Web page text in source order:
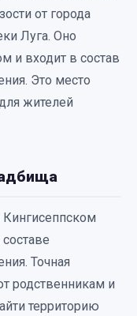
от города
Луга. Оно
и входит в состав
Это место
жителей
Точная
родственникам и
территорию